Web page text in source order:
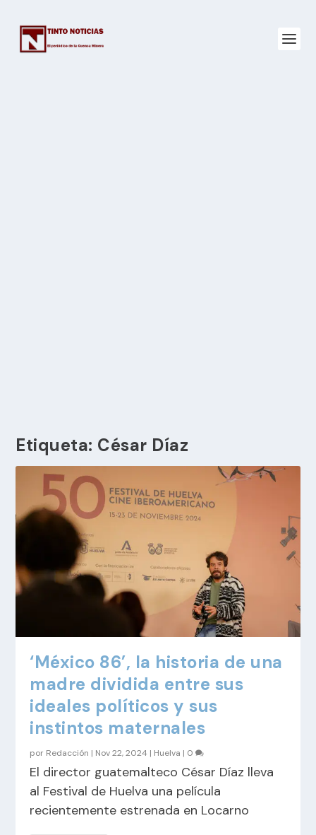
Etiqueta: César Díaz
‘México 86’, la historia de una
madre dividida entre sus
ideales políticos y sus
instintos maternales
por Redacción | Nov 22, 2024 | Huelva | 0
El director guatemalteco César Díaz lleva
al Festival de Huelva una película
recientemente estrenada en Locarno